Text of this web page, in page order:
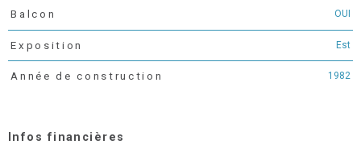
Balcon OUI
Exposition Est
Année de construction 1982
Infos financières